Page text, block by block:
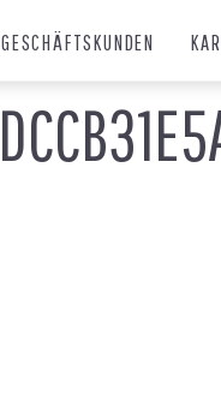
GESCHÄFTSKUNDEN